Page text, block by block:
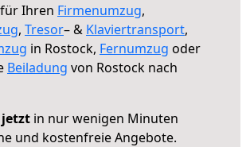
Ihren Firmenumzug,
, Tresor– & Klaviertransport,
in Rostock, Fernumzug oder
Beiladung von Rostock nach
jetzt in nur wenigen Minuten
und kostenfreie Angebote.